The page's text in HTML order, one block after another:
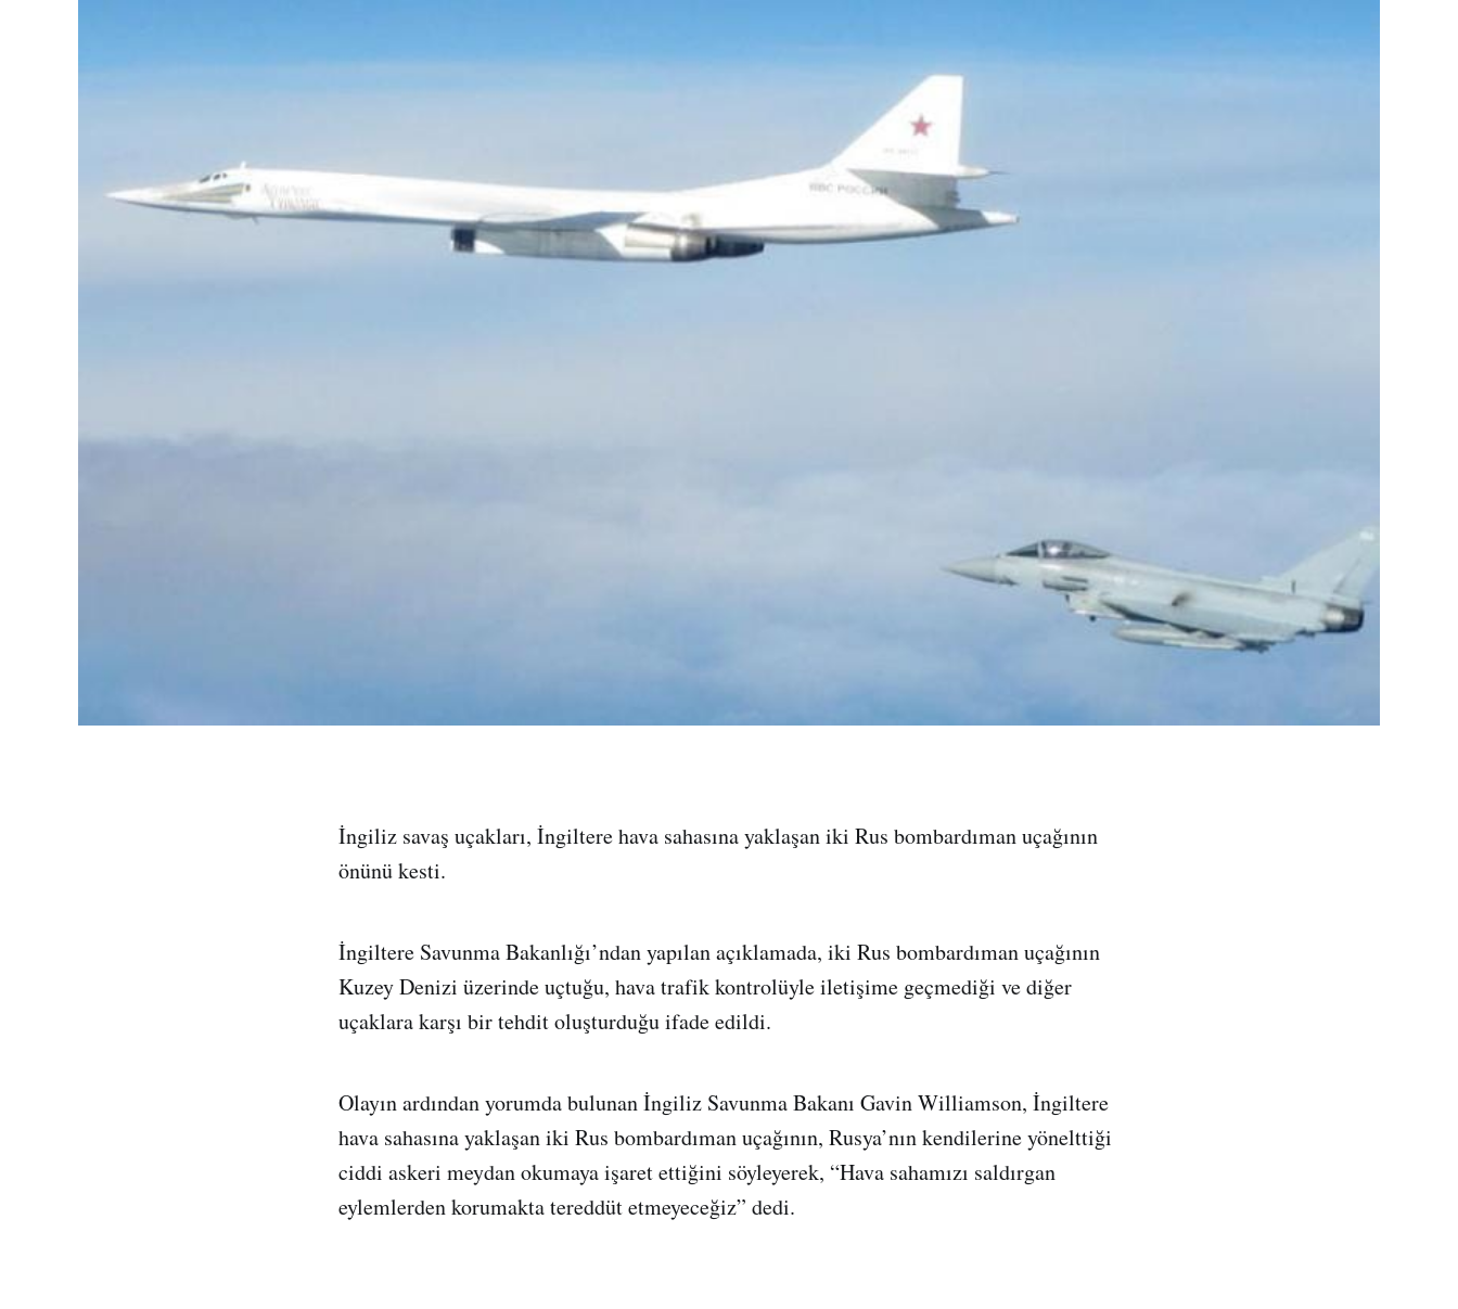
İngiliz savaş uçakları, İngiltere hava sahasına yaklaşan iki Rus bombardıman uçağının
önünü kesti.
İngiltere Savunma Bakanlığı’ndan yapılan açıklamada, iki Rus bombardıman uçağının
Kuzey Denizi üzerinde uçtuğu, hava trafik kontrolüyle iletişime geçmediği ve diğer
uçaklara karşı bir tehdit oluşturduğu ifade edildi.
Olayın ardından yorumda bulunan İngiliz Savunma Bakanı Gavin Williamson, İngiltere
hava sahasına yaklaşan iki Rus bombardıman uçağının, Rusya’nın kendilerine yönelttiği
ciddi askeri meydan okumaya işaret ettiğini söyleyerek, “Hava sahamızı saldırgan
eylemlerden korumakta tereddüt etmeyeceğiz” dedi.